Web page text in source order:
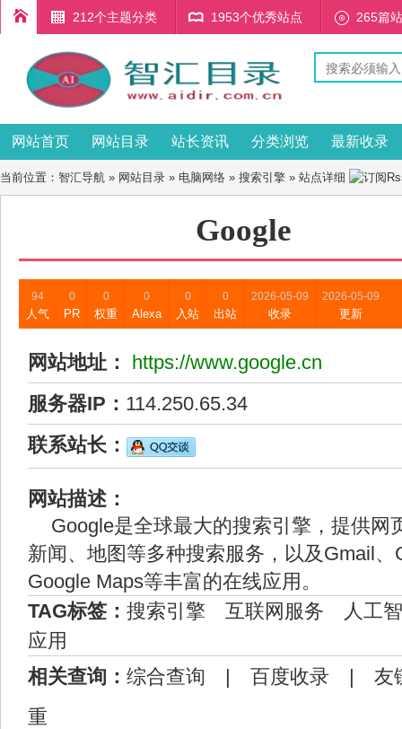
212个主题分类 1953个优秀站点 265篇
网站首页 网站目录 站长资讯 分类浏览 最新收录
当前位置： 智汇导航 » 网站目录 » 电脑网络 » 搜索引擎 » 站点详细
Google
94
人气
0
PR
0
权重
0
Alexa
0
入站
0
出站
2026-05-09
收录
2026-05-09
更新
网站地址：
https://www.google.cn
服务器IP： 114.250.65.34
联系站长：
网站描述：
Google是全球最大的搜索引擎，提供网
新闻、地图等多种搜索服务，以及Gmail、
Google Maps等丰富的在线应用。
TAG标签： 搜索引擎 互联网服务
人工
应用
相关查询： 综合查询 | 百度收录 | 友
重